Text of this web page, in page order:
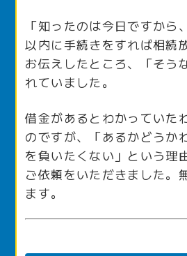
「知ったのは今日ですから
以内に手続きをすれば相続
お伝えしたところ、「そう
れていました。
借金があるとわかっていた
のですが、「あるかどうか
を負いたくない」という理
ご依頼をいただきました。
ます。